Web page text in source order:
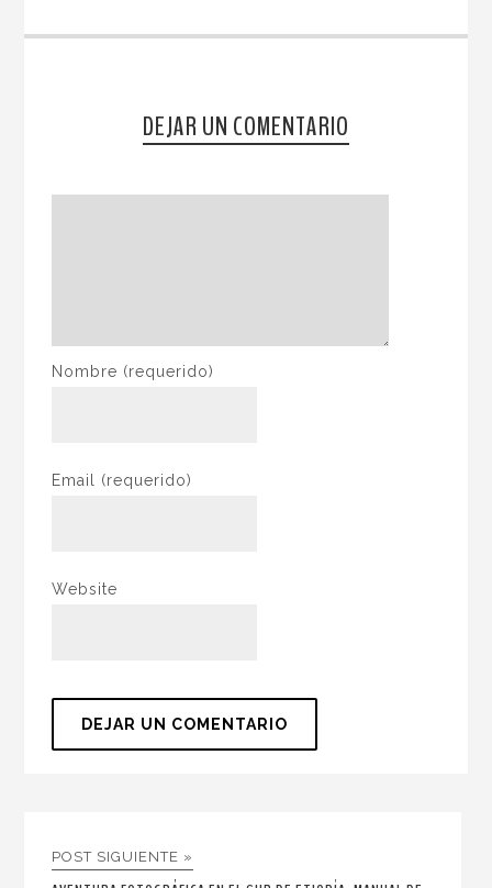
DEJAR UN COMENTARIO
Nombre (requerido)
Email (requerido)
Website
POST SIGUIENTE »